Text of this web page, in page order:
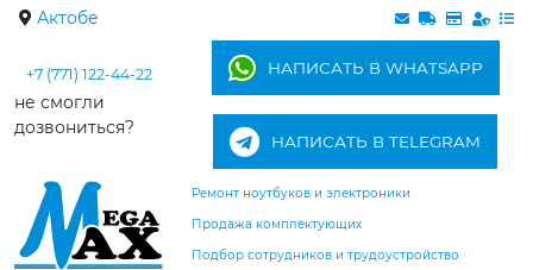
Актобе
+7 (771) 122-44-22
не смогли
дозвониться?
НАПИСАТЬ В WHATSAPP
НАПИСАТЬ В TELEGRAM
Ремонт ноутбуков и электроники
Продажа комплектующих
Подбор сотрудников и трудоустройство